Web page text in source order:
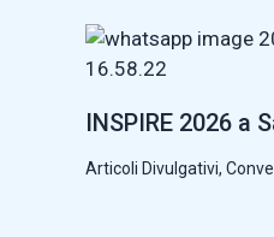
INSPIRE 2026 a
Articoli Divulgativi,